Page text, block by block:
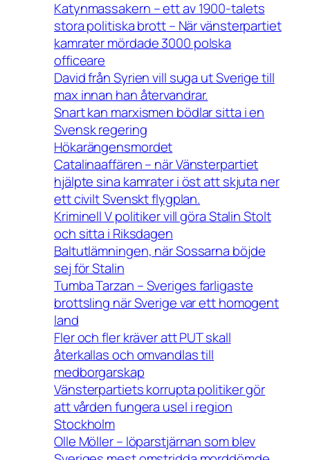
Katynmassakern – ett av 1900-talets
stora politiska brott – När vänsterpartiet
kamrater mördade 3000 polska
officeare
David från Syrien vill suga ut Sverige till
max innan han återvandrar.
Snart kan marxismen bödlar sitta i en
Svensk regering
Hökarängensmordet
Catalinaaffären – när Vänsterpartiet
hjälpte sina kamrater i öst att skjuta ner
ett civilt Svenskt flygplan.
Kriminell V politiker vill göra Stalin Stolt
och sitta i Riksdagen
Baltutlämningen, när Sossarna böjde
sej för Stalin
Tumba Tarzan – Sveriges farligaste
brottsling när Sverige var ett homogent
land
Fler och fler kräver att PUT skall
återkallas och omvandlas till
medborgarskap
Vänsterpartiets korrupta politiker gör
att vården fungera usel i region
Stockholm
Olle Möller – löparstjärnan som blev